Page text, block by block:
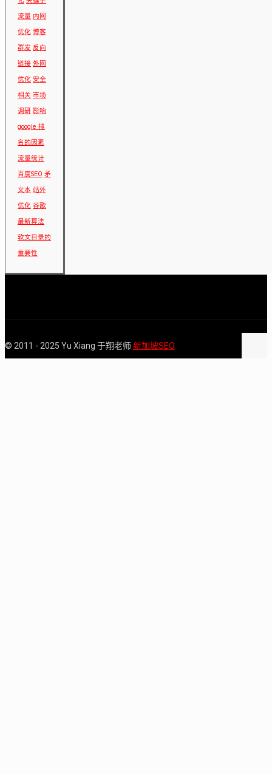
流量 内网
优化 博客
群发 反向
链接 外网
优化 安全
相关 市场
调研 影响
google 排
名的因素
流量统计
百度SEO 矛
文本 站外
优化 谷歌
最新算法
软文目录的
重要性
© 2011 - 2025 Yu Xiang 于翔老师新加坡SEO